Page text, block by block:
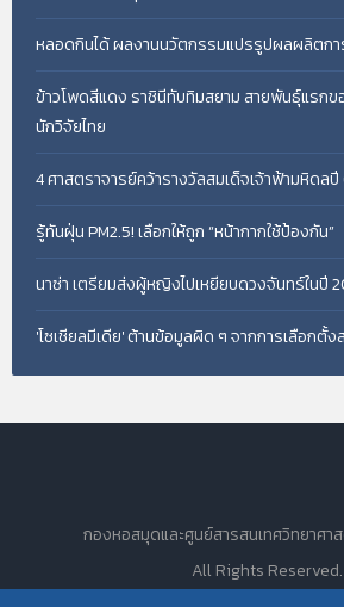
หลอดกินได้ ผลงานนวัตกรรมแปรรูปผลผลิตกา
ข้าวโพดสีแดง ราชินีทับทิมสยาม สายพันธุ์แรก
นักวิจัยไทย
4 ศาสตราจารย์คว้ารางวัลสมเด็จเจ้าฟ้ามหิดลปี
รู้ทันฝุ่น PM2.5! เลือกให้ถูก “หน้ากากใช้ป้องกัน”
นาซ่า เตรียมส่งผู้หญิงไปเหยียบดวงจันทร์ในปี
'โซเชียลมีเดีย' ต้านข้อมูลผิด ๆ จากการเลือกตั้ง
กองหอสมุดและศูนย์สารสนเทศวิทยาศาส
All Rights Reserved.